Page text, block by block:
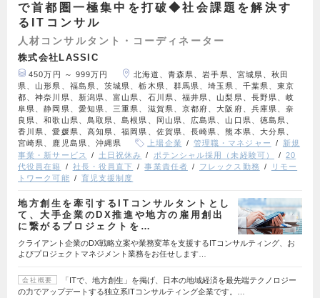
で首都圏一極集中を打破◆社会課題を解決す
るITコンサル
人材コンサルタント・コーディネーター
株式会社LASSIC
450万円 ～ 999万円
北海道、青森県、岩手県、宮城県、秋田
県、山形県、福島県、茨城県、栃木県、群馬県、埼玉県、千葉県、東京
都、神奈川県、新潟県、富山県、石川県、福井県、山梨県、長野県、岐
阜県、静岡県、愛知県、三重県、滋賀県、京都府、大阪府、兵庫県、奈
良県、和歌山県、鳥取県、島根県、岡山県、広島県、山口県、徳島県、
香川県、愛媛県、高知県、福岡県、佐賀県、長崎県、熊本県、大分県、
宮崎県、鹿児島県、沖縄県
上場企業 管理職・マネジャー
新規
事業・新サービス
土日祝休み ポテンシャル採用（未経験可）
20
代役員在籍
社長・役員直下 事業責任者 フレックス勤務
リモー
トワーク可能
育児支援制度
地方創生を牽引するITコンサルタントとし
て、大手企業のDX推進や地方の雇用創出
に繋がるプロジェクトを…
クライアント企業のDX戦略立案や業務変革を支援するITコンサルティング、お
よびプロジェクトマネジメント業務をお任せします…
会社概要
「ITで、地方創生」を掲げ、日本の地域経済を最先端テクノロジー
の力でアップデートする独立系ITコンサルティング企業です。…